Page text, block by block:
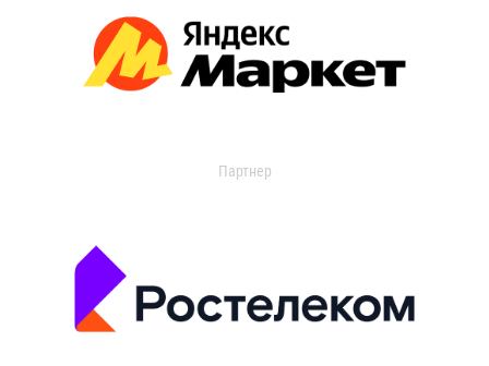
Партнер